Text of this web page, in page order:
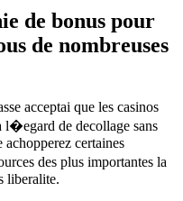
de bonus pour
de nombreuses
acceptai que les casinos
l�egard de decollage sans
certaines
des plus importantes la
liberalite.